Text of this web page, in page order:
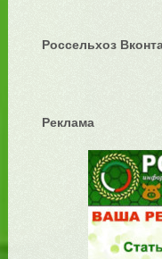
Россельхоз
Реклама